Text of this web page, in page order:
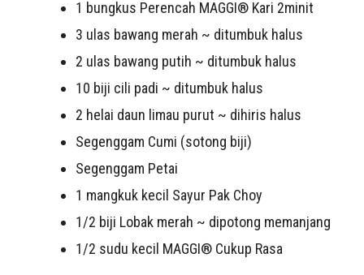
1 bungkus Perencah MAGGI® Kari 2minit
3 ulas bawang merah ~ ditumbuk halus
2 ulas bawang putih ~ ditumbuk halus
10 biji cili padi ~ ditumbuk halus
2 helai daun limau purut ~ dihiris halus
Segenggam Cumi (sotong biji)
Segenggam Petai
1 mangkuk kecil Sayur Pak Choy
1/2 biji Lobak merah ~ dipotong memanjang
1/2 sudu kecil MAGGI® Cukup Rasa